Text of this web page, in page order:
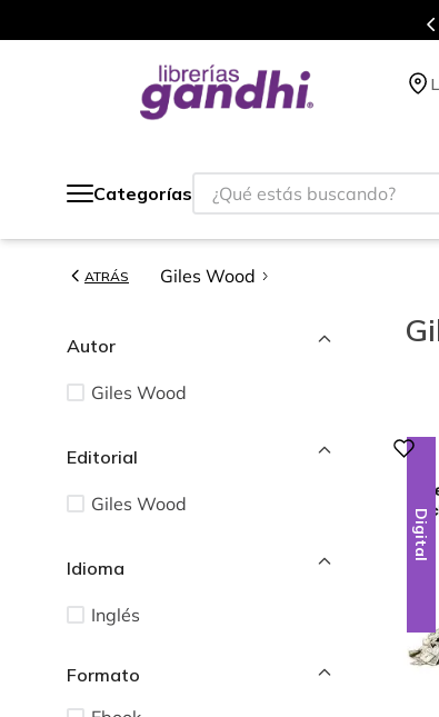
Categorías
¿Qué estás buscando?
ATRÁS Giles Wood
Autor
Giles Wood
Editorial
Giles Wood
Idioma
Inglés
Digital